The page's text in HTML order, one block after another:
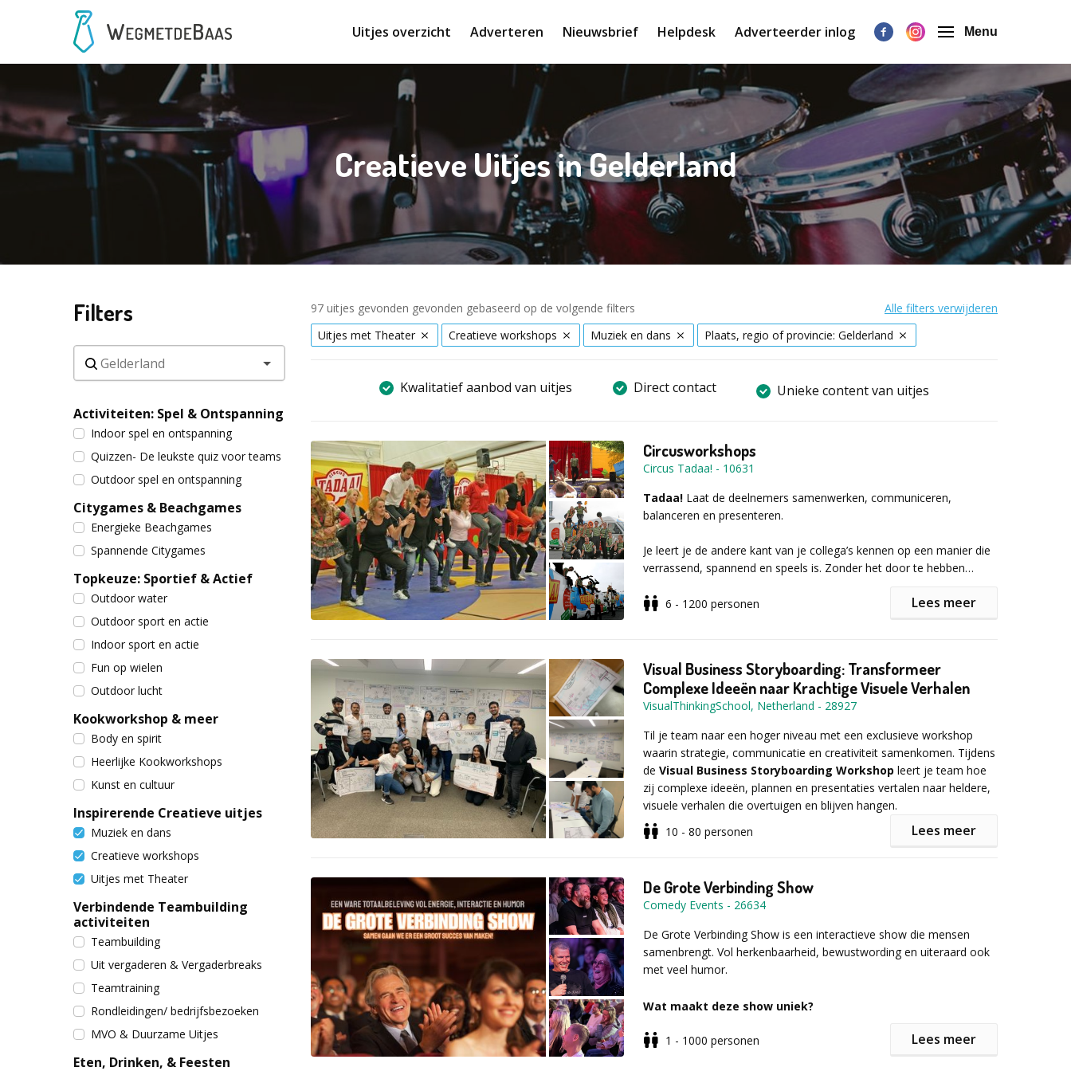
Uitjes overzicht Adverteren Nieuwsbrief Helpdesk Adverteerder inlog Menu
Creatieve Uitjes in Gelderland
Filters
Activiteiten: Spel & Ontspanning
Indoor spel en ontspanning
Quizzen- De leukste quiz voor teams
Outdoor spel en ontspanning
Citygames & Beachgames
Energieke Beachgames
Spannende Citygames
Topkeuze: Sportief & Actief
Outdoor water
Outdoor sport en actie
Indoor sport en actie
Fun op wielen
Outdoor lucht
Kookworkshop & meer
Body en spirit
Heerlijke Kookworkshops
Kunst en cultuur
Inspirerende Creatieve uitjes
Muziek en dans
Creatieve workshops
Uitjes met Theater
Verbindende Teambuilding
activiteiten
Teambuilding
Uit vergaderen & Vergaderbreaks
Teamtraining
Rondleidingen/ bedrijfsbezoeken
MVO & Duurzame Uitjes
Eten, Drinken, & Feesten
97 uitjes gevonden gevonden gebaseerd op de volgende filters
Alle filters verwijderen
Uitjes met Theater
Creatieve workshops Muziek en dans Plaats, regio of provincie: Gelderland
Kwalitatief aanbod van uitjes Direct contact Unieke content van uitjes
Circusworkshops
Circus Tadaa! - 10631
Tadaa! Laat de deelnemers samenwerken, communiceren,
balanceren en presenteren.
Je leert je de andere kant van je collega’s kennen op een manier die
verrassend, spannend en speels is. Zonder het door te hebben
ze zou durven nemen. Zowel letterlijk als figuurlijk vertrouw je erop
Samen werk je toe naar een eindresultaat waar nog lang over na
gesproken zal worden. Niet alleen omdat het spetterend, leuk,
gedaan met elkaar waar in andere workshops alleen over gesproken
wordt. Tijdens deze workshop praat je er pas achteraf over, maar
dan met een door iedereen gedeelde ervaring!
Vul voor meer informatie of een vrijblijvende offerte het
aanvraagformulier in! Uniek bedrijfsuitje/
6 - 1200 personen Lees meer
Visual Business Storyboarding: Transformeer
Complexe Ideeën naar Krachtige Visuele Verhalen
VisualThinkingSchool, Netherland - 28927
Til je team naar een hoger niveau met een exclusieve workshop
waarin strategie, communicatie en creativiteit samenkomen. Tijdens
de Visual Business Storyboarding Workshop leert je team hoe
zij complexe ideeën, plannen en presentaties vertalen naar heldere,
visuele verhalen die overtuigen en blijven hangen.
werken deelnemers met visuele storyboards die structuur, overzicht
en impact brengen. Dit resulteert in betere besluitvorming, sterkere
presentaties en meer alignment binnen teams.
De workshop vindt plaats in een inspirerende en energieke setting
die op zoek zijn naar een betekenisvol teamuitje met blijvende
10 - 80 personen Lees meer
De Grote Verbinding Show
Comedy Events - 26634
De Grote Verbinding Show is een interactieve show die mensen
samenbrengt. Vol herkenbaarheid, bewustwording en uiteraard ook
met veel humor.
Wat maakt deze show uniek?
Improvisatie, interactie en entertainment komen samen.
1 - 1000 personen Lees meer